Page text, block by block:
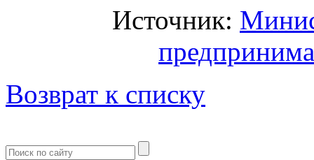
Источник:
Возврат к списку